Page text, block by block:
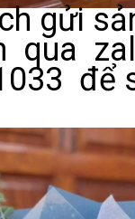
gửi
qua
để